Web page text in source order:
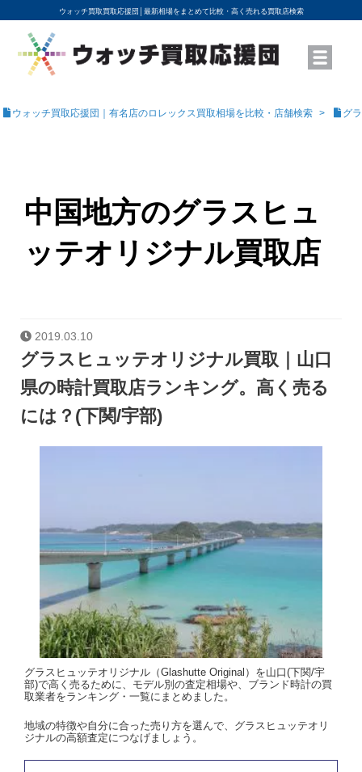
ウォッチ買取買取応援団│ 最新相場をまとめて比較・高く売れる買取店検索
YouTubeで動画を公開中
ROLEXモデル名から買取相場を調べる
高級時計ブランド名から買取相場を調べる
地域から買取店を探す
店舗名から買取店を探す
ブランド時計を高く売る方法
買取査定を依頼する
ウォッチ買取応援団｜有名店のロレックス買取相場を比較・店舗検索 グ
中国地方のグラスヒュ
ッテオリジナル買取店
2019.03.10
グラスヒュッテオリジナル買取｜山口
県の時計買取店ランキング。高く売る
には？(下関/宇部)
グラスヒュッテオリジナル（Glashutte Original）を山口(下関/宇
部)で高く売るために、モデル別の査定相場や、ブランド時計の買
取業者をランキング・一覧にまとめました。
地域の特徴や自分に合った売り方を選んで、グラスヒュッテオリ
ジナルの高額査定につなげましょう。